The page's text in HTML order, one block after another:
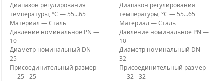
Диапазон регулирования
температуры, °С — 55...65
Материал —Сталь
Давление номинальное PN —
10
Диаметр номинальный DN —
25
Присоединительный размер
—25 - 25
Диапазон регулирования
температуры, °С — 55...65
Материал —Сталь
Давление номинальное PN —
10
Диаметр номинальный DN —
32
Присоединительный размер
—32 - 32